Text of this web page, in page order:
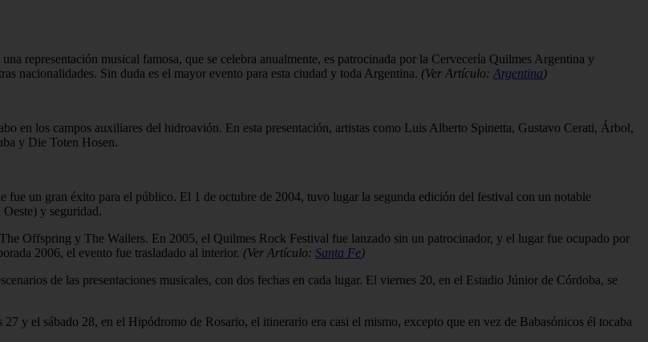
representación musical famosa, que se celebra anualmente, es patrocinada por la Cervecería Quilmes Argentina y
nacionalidades. Sin duda es el mayor evento para esta ciudad y toda Argentina. (Ver Artículo: Argentina)
en los campos auxiliares del hidroavión. En esta presentación, artistas como Luis Alberto Spinetta, Gustavo Cerati, Árbol,
y Die Toten Hosen.
un gran éxito para el público. El 1 de octubre de 2004, tuvo lugar la segunda edición del festival con un notable
y seguridad.
Offspring y The Wailers. En 2005, el Quilmes Rock Festival fue lanzado sin un patrocinador, y el lugar fue ocupado por
2006, el evento fue trasladado al interior. (Ver Artículo: Santa Fe)
de las presentaciones musicales, con dos fechas en cada lugar. El viernes 20, en el Estadio Júnior de Córdoba, se
y el sábado 28, en el Hipódromo de Rosario, el itinerario era casi el mismo, excepto que en vez de Babasónicos él tocaba